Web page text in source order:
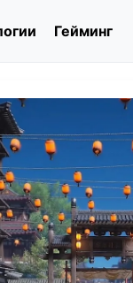
Гейминг